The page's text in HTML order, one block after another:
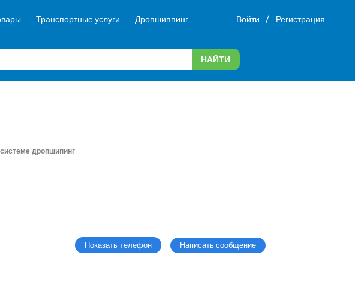
Транспортные услуги Дропшиппинг Войти / Регистрация
НАЙТИ
дропшипинг
Показать телефон Написать сообщение